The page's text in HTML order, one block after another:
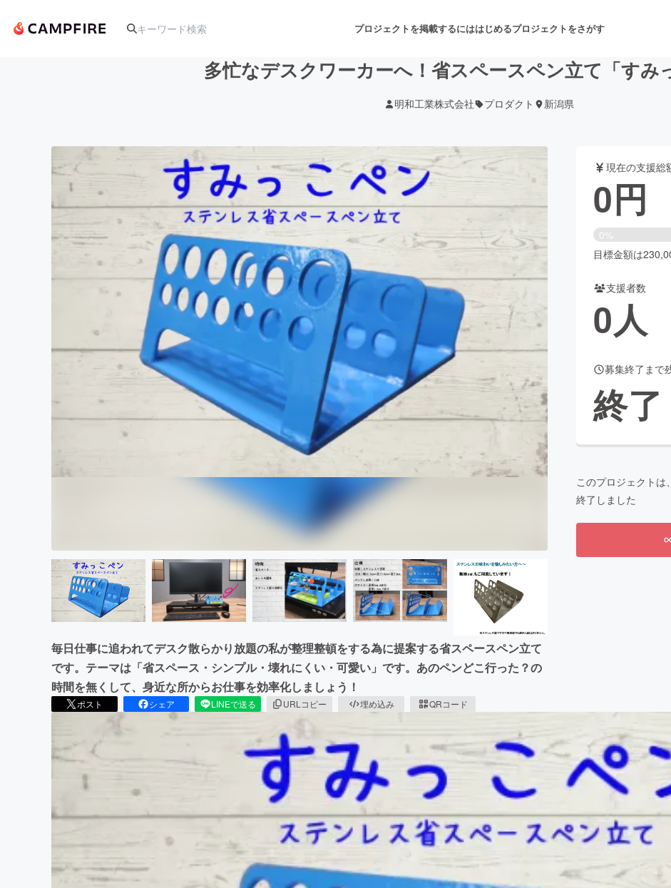
プロジェクトを掲載するにははじめるプロジェクトをさがす
アート・写真 音楽 舞台・パフォーマンス
テクノロジー・ガジェット ゲーム・サービス開発
映像・映画 書籍・雑誌出版 アニメ・漫画
ビジネス・起業 チャレンジ ビューティー・ヘルスケア
まちづくり・地域活性化
CAMPFIRE for Social GoodCAMPFIRE Creation
CAMPFIREふるさと納税
machi-ya コミュニティ
多忙なデスクワーカーへ！省スペースペン立て「すみ
明和工業株式会社 プロダクト 新潟県
毎日仕事に追われてデスク散らかり放題の私が整理整頓をする為に提案する省スペースペン立て
です。テーマは「省スペース・シンプル・壊れにくい・可愛い」です。あのペンどこ行った？の
時間を無くして、身近な所からお仕事を効率化しましょう！
ポスト シェア LINEで送る URLコピー 埋め込み QRコード
現在の支援総
0円
0%
目標金額は
支援者数
0人
募集終了まで
終了
このプロジェクトは、
終了しました